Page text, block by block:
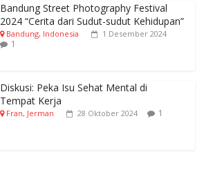
Bandung Street Photography Festival
2024 “Cerita dari Sudut-sudut Kehidupan”
Bandung, Indonesia 1 Desember 2024
1
Diskusi: Peka Isu Sehat Mental di
Tempat Kerja
Fran, Jerman 28 Oktober 2024 1